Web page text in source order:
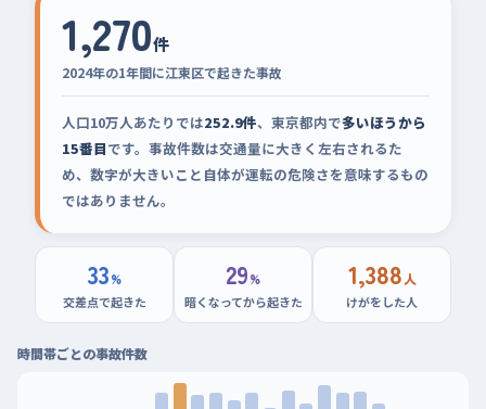
1,270件
2024年の1年間に江東区で起きた事故
人口10万人あたりでは252.9件、東京都内で多いほうから
15番目です。事故件数は交通量に大きく左右されるた
め、数字が大きいこと自体が運転の危険さを意味するもの
ではありません。
33%
交差点で起きた
29%
暗くなってから起きた
1,388人
けがをした人
時間帯ごとの事故件数